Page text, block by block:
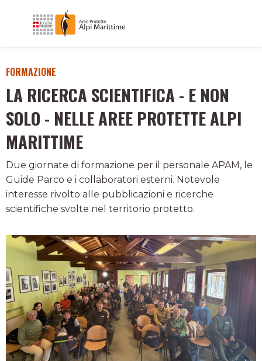
FORMAZIONE
LA RICERCA SCIENTIFICA - E NON
SOLO - NELLE AREE PROTETTE ALPI
MARITTIME
Due giornate di formazione per il personale APAM, le
Guide Parco e i collaboratori esterni. Notevole
interesse rivolto alle pubblicazioni e ricerche
scientifiche svolte nel territorio protetto.